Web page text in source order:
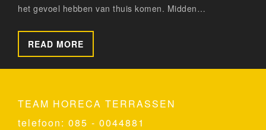
het gevoel hebben van thuis komen. Midden…
READ MORE
TEAM HORECA TERRASSEN
telefoon: 085 - 0044881